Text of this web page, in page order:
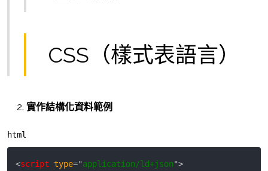
CSS（樣式表語言）
實作結構化資料範例
html
<script type="application/ld+json">